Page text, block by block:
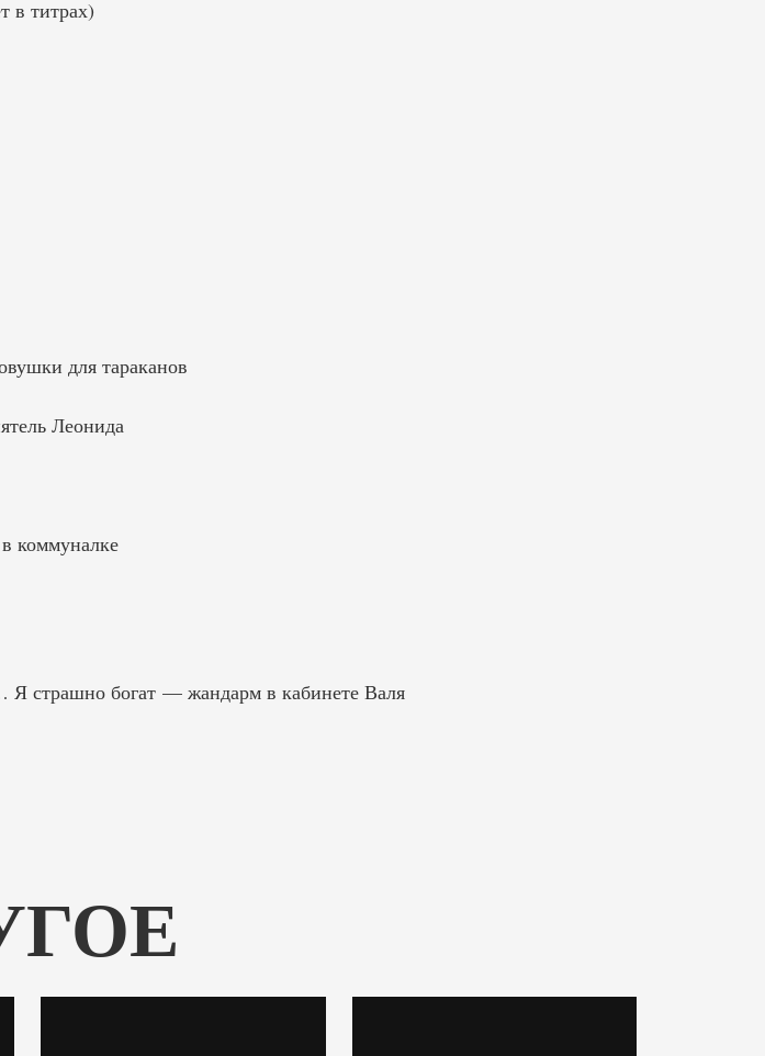
в титрах)
для тараканов
Леонида
коммуналке
страшно богат — жандарм в кабинете Валя